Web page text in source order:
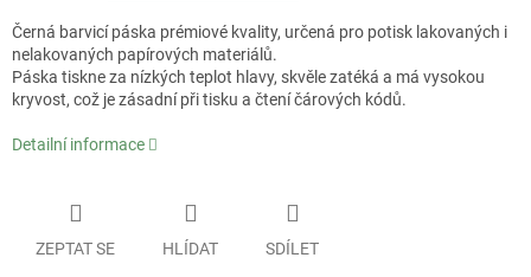
Černá barvicí páska prémiové kvality, určená pro potisk lakovaných i
nelakovaných papírových materiálů.
Páska tiskne za nízkých teplot hlavy, skvěle zatéká a má vysokou
kryvost, což je zásadní při tisku a čtení čárových kódů.
Detailní informace
ZEPTAT SE HLÍDAT SDÍLET